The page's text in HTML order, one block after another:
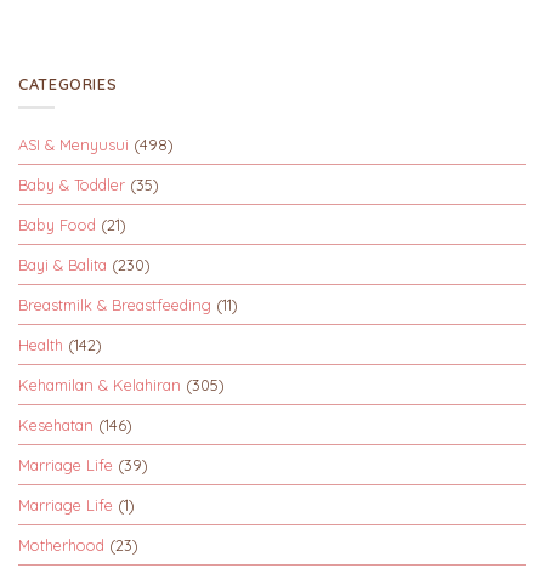
CATEGORIES
ASI & Menyusui (498)
Baby & Toddler (35)
Baby Food (21)
Bayi & Balita (230)
Breastmilk & Breastfeeding (11)
Health (142)
Kehamilan & Kelahiran (305)
Kesehatan (146)
Marriage Life (39)
Marriage Life (1)
Motherhood (23)